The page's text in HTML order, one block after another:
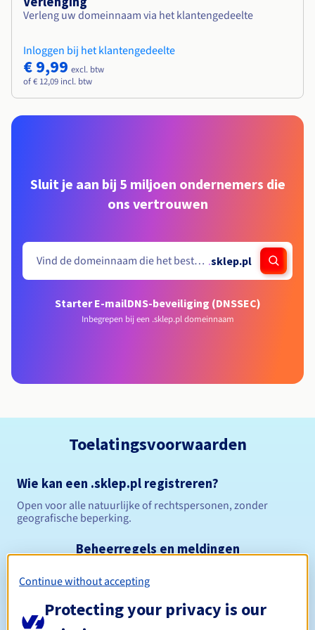
Verleng uw domeinnaam via het klantengedeelte
Inloggen bij het klantengedeelte
€ 9,99 excl. btw
of € 12,09 incl. btw
Sluit je aan bij 5 miljoen ondernemers die
ons vertrouwen
.sklep.pl
Starter E-mailDNS-beveiliging (DNSSEC)
Inbegrepen bij een .sklep.pl domeinnaam
Toelatingsvoorwaarden
Wie kan een .sklep.pl registreren?
Open voor alle natuurlijke of rechtspersonen, zonder
geografische beperking.
Beheerregels en meldingen
Registratieperiode
Continue without accepting
Protecting your privacy is our